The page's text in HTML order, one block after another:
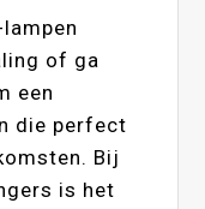
of ga
een
die perfect
Bij
is het